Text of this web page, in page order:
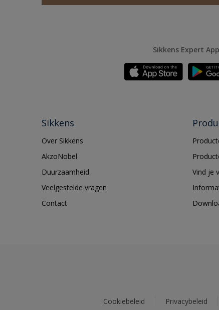
Sikkens Expert App
Sikkens
Over Sikkens
AkzoNobel
Duurzaamheid
Veelgestelde vragen
Contact
Vind je
Cookiebeleid Privacybeleid